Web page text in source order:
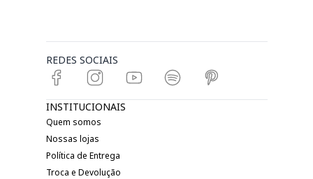
REDES SOCIAIS
INSTITUCIONAIS
Quem somos
Nossas lojas
Política de Entrega
Troca e Devolução